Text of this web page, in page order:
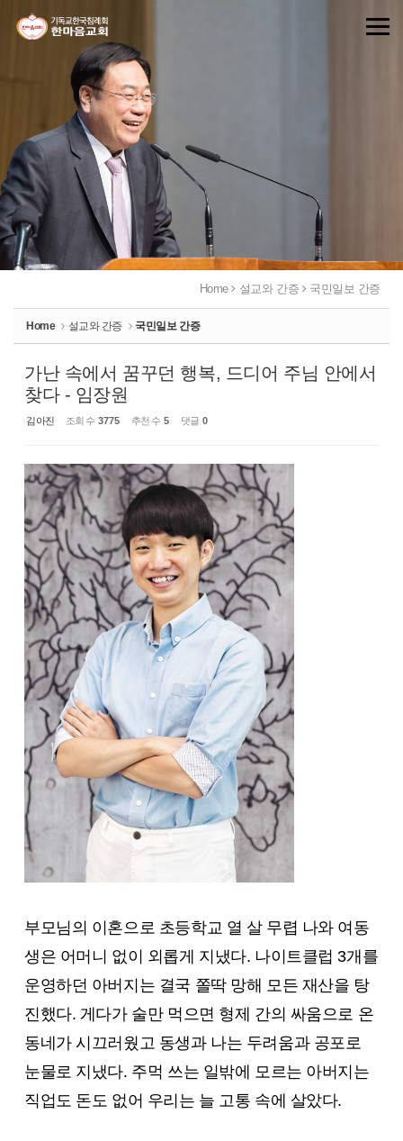
Home 설교와 간증 국민일보 간증
Home 설교와 간증 국민일보 간증
가난 속에서 꿈꾸던 행복, 드디어 주님 안에서
찾다 - 임장원
김아진 조회 수 3775 추천 수 5 댓글 0
부모님의 이혼으로 초등학교 열 살 무렵 나와 여동
생은 어머니 없이 외롭게 지냈다. 나이트클럽 3개를
운영하던 아버지는 결국 쫄딱 망해 모든 재산을 탕
진했다. 게다가 술만 먹으면 형제 간의 싸움으로 온
동네가 시끄러웠고 동생과 나는 두려움과 공포로
눈물로 지냈다. 주먹 쓰는 일밖에 모르는 아버지는
직업도 돈도 없어 우리는 늘 고통 속에 살았다.